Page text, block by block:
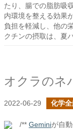
たり、腸での脂肪吸
内環境を整える効果
負担を軽減し、他の
クチンの摂取は、夏
オクラのネ
2022-06-29 化学
/** Geminiが自